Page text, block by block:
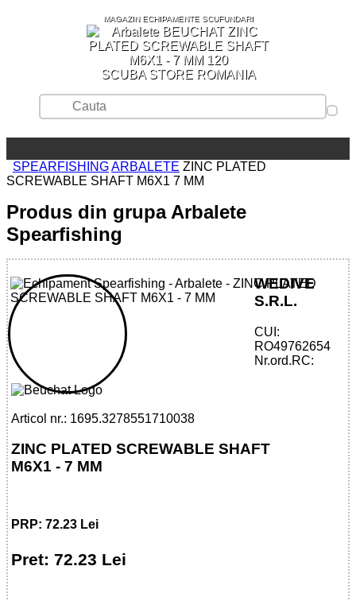
MAGAZIN ECHIPAMENTE SCUFUNDARI
SCUBA STORE ROMANIA
SPEARFISHINGARBALETE ZINC PLATED
SCREWABLE SHAFT M6X1 7 MM
Produs din grupa Arbalete
Spearfishing
32785517100 - ZINC PLATED
SCREWABLE SHAFT M6X1 - 7 MM
Articol nr.: 1695.3278551710038
ZINC PLATED SCREWABLE SHAFT
M6X1 - 7 MM
PRP: 72.23 Lei
Pret: 72.23 Lei
WEDIVE
S.R.L.
CUI:
RO49762654
Nr.ord.RC: